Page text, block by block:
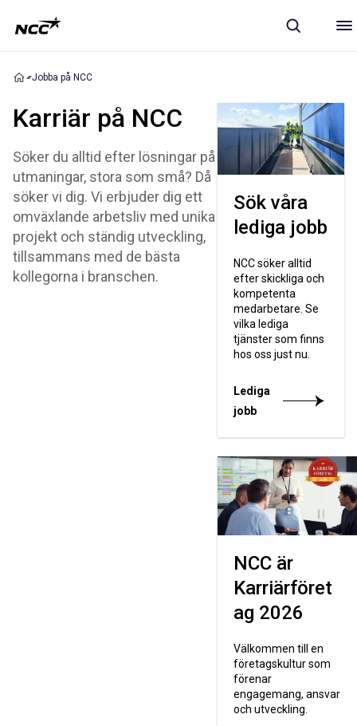
Jobba på NCC
Karriär på NCC
Söker du alltid efter lösningar på
utmaningar, stora som små? Då
söker vi dig. Vi erbjuder dig ett
omväxlande arbetsliv med unika
projekt och ständig utveckling,
tillsammans med de bästa
kollegorna i branschen.
Sök våra
lediga jobb
NCC söker alltid
efter skickliga och
kompetenta
medarbetare. Se
vilka lediga
tjänster som finns
hos oss just nu.
Lediga
jobb
NCC är
Karriärföret
ag 2026
Välkommen till en
företagskultur som
förenar
engagemang, ansvar
och utveckling.